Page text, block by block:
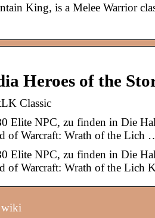
King, is a Melee Warrior
Heroes of the
Classic
Elite NPC, zu finden in Die
of Warcraft: Wrath of the Lich
Elite NPC, zu finden in Die
of Warcraft: Wrath of the Lich
wiki